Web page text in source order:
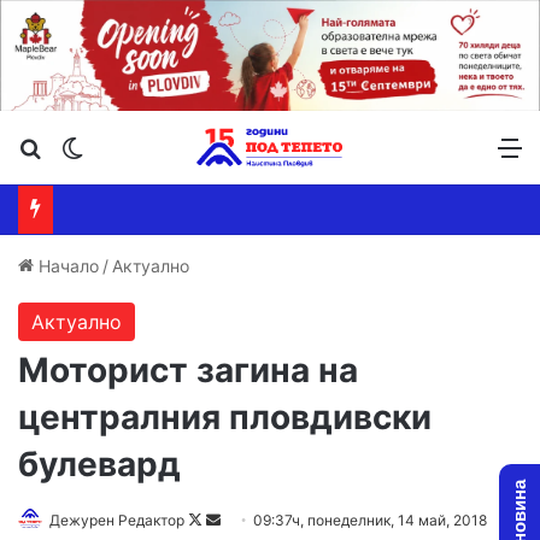
Търсене ...
Начало / Актуално
Актуално
Моторист загина на
централния пловдивски
булевард
Дежурен Редактор
F
09:37ч, понеделник, 14 май, 2018